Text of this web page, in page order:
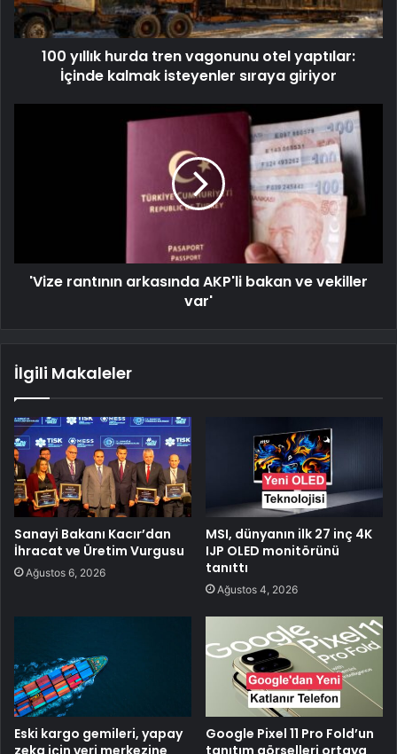
100 yıllık hurda tren vagonunu otel yaptılar:
İçinde kalmak isteyenler sıraya giriyor
'Vize rantının arkasında AKP'li bakan ve vekiller
var'
İlgili Makaleler
Sanayi Bakanı Kacır’dan
İhracat ve Üretim Vurgusu
Ağustos 6, 2026
MSI, dünyanın ilk 27 inç 4K
IJP OLED monitörünü
tanıttı
Ağustos 4, 2026
Eski kargo gemileri, yapay
zeka için veri merkezine
Google Pixel 11 Pro Fold’un
tanıtım görselleri ortaya